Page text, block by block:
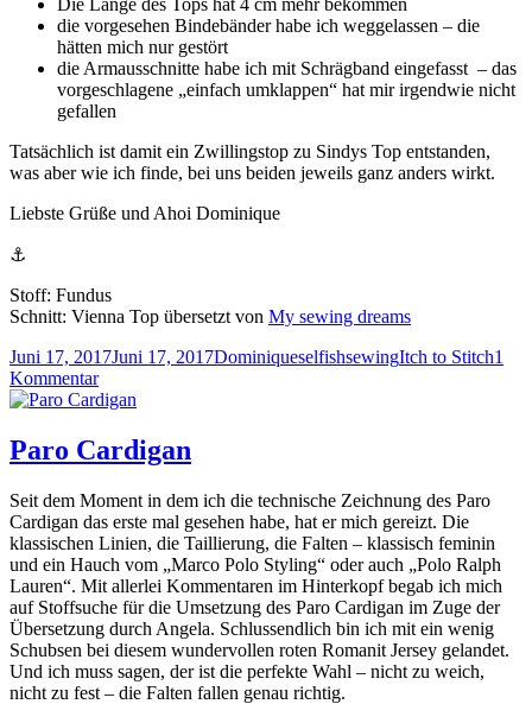
Die Länge des Tops hat 4 cm mehr bekommen
die vorgesehen Bindebänder habe ich weggelassen – die
hätten mich nur gestört
die Armausschnitte habe ich mit Schrägband eingefasst – das
vorgeschlagene „einfach umklappen“ hat mir irgendwie nicht
gefallen
Tatsächlich ist damit ein Zwillingstop zu Sindys Top entstanden,
was aber wie ich finde, bei uns beiden jeweils ganz anders wirkt.
Liebste Grüße und Ahoi Dominique
⚓
Stoff: Fundus
Schnitt: Vienna Top übersetzt von My sewing dreams
Veröffentlicht
am
Juni 17, 2017Juni 17, 2017Autor
DominiqueKategorien
selfishsewingSchlagwörter
Itch to Stitch1
Kommentarzu
Vienna
Paro Cardigan
Seit dem Moment in dem ich die technische Zeichnung des Paro
Cardigan das erste mal gesehen habe, hat er mich gereizt. Die
klassischen Linien, die Taillierung, die Falten – klassisch feminin
und ein Hauch vom „Marco Polo Styling“ oder auch „Polo Ralph
Lauren“. Mit allerlei Kommentaren im Hinterkopf begab ich mich
auf Stoffsuche für die Umsetzung des Paro Cardigan im Zuge der
Übersetzung durch Angela. Schlussendlich bin ich mit ein wenig
Schubsen bei diesem wundervollen roten Romanit Jersey gelandet.
Und ich muss sagen, der ist die perfekte Wahl – nicht zu weich,
nicht zu fest – die Falten fallen genau richtig.